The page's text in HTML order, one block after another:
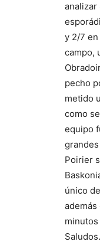
analizar
y 2/7
campo,
pecho
metido
como
equipo
Poirier
único
además
minutos
Saludos.